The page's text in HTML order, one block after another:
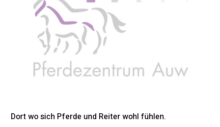
Dort wo sich Pferde und Reiter wohl fühlen.